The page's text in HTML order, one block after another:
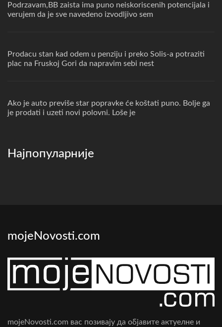
Podrzavam,BB zaista ima puno neiskoriscenih potencijala i
verujem da je sve navedeno izvodljivo sem
Prodacu stan kad odem u penziju i preko Solis-a potraziti
plac na Fruskoj Gori da napravim sebi nest
Ako je auto previše star popravke će koštati puno. Bolje ga
je prodati i uzeti novi polovni. Loše je
Најпопуларније
mojeNovosti.com
mojeNovosti.com вас позивају да објавите актуелне и